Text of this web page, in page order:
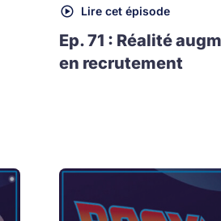
Lire cet épisode
Ep. 71 : Réalité
en recrutement